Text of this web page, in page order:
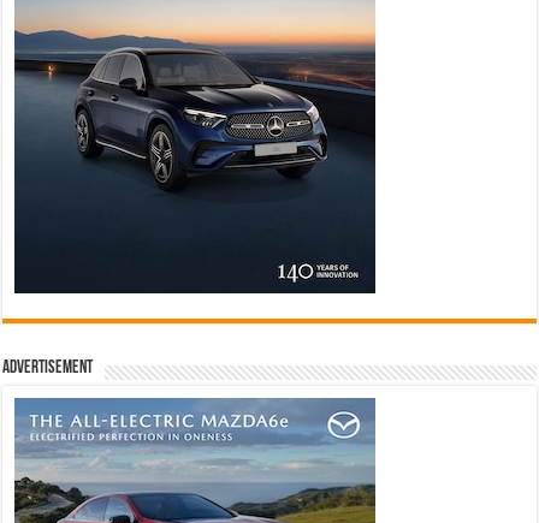
Advertisement